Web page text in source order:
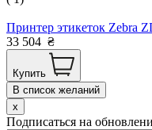
Принтер этикеток Zebra
33 504 ₴
Купить
В список желаний
x
Подписаться на